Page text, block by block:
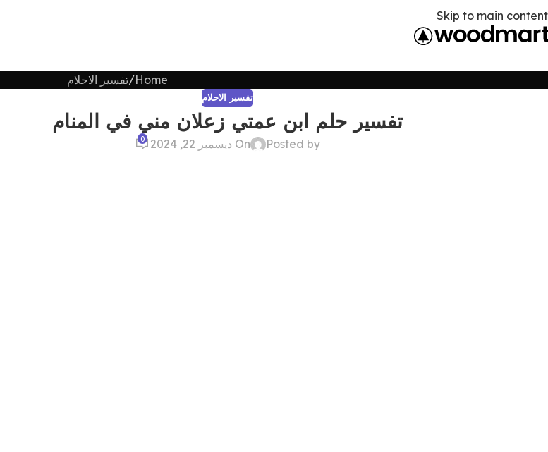
Skip to main content
Home تفسير الاحلام
تفسير الاحلام
تفسير حلم ابن عمتي زعلان مني في المنام
Posted by On ديسمبر 22, 2024 0